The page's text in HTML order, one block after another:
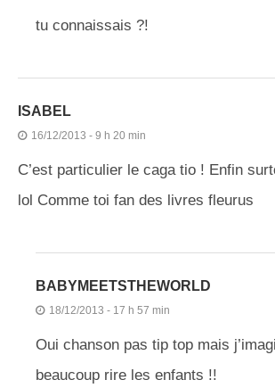
tu connaissais ?!
ISABEL
16/12/2013 - 9 h 20 min
C’est particulier le caga tio ! Enfin
lol Comme toi fan des livres fleurus
BABYMEETSTHEWORLD
18/12/2013 - 17 h 57 min
Oui chanson pas tip top mais
beaucoup rire les enfants !!